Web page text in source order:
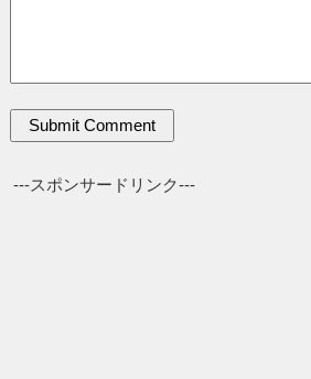
---スポンサードリンク---